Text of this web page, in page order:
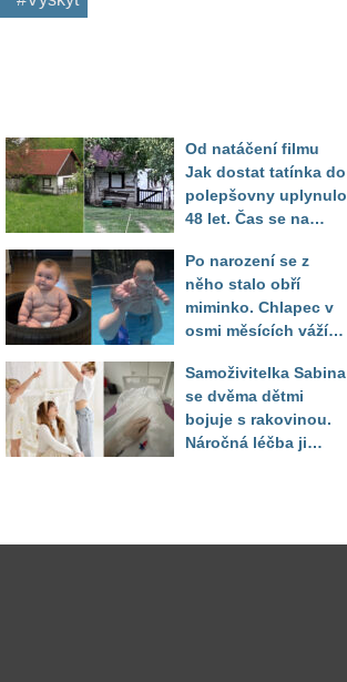
Od natáčení filmu
Jak dostat tatínka do
polepšovny uplynulo
48 let. Čas se na
podepsal, lavička je
ale stále na stejném
místě
Po narození se z
něho stalo obří
miminko. Chlapec v
osmi měsících váží
Samoživitelka Sabina
se dvěma dětmi
bojuje s rakovinou.
Náročná léčba ji